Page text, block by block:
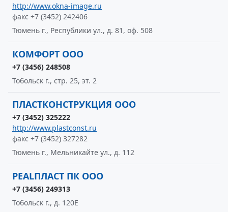
http://www.okna-image.ru
факс +7 (3452) 242406
Тюмень г., Республики ул., д. 81, оф. 508
КОМФОРТ ООО
+7 (3456) 248508
Тобольск г., стр. 25, эт. 2
ПЛАСТКОНСТРУКЦИЯ ООО
+7 (3452) 325222
http://www.plastconst.ru
факс +7 (3452) 327282
Тюмень г., Мельникайте ул., д. 112
РЕALПЛАСТ ПК ООО
+7 (3456) 249313
Тобольск г., д. 120Е